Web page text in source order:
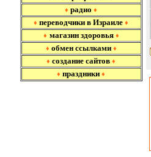
♦ радио ♦
♦ переводчики в Израиле ♦
♦ магазин здоровья ♦
♦ обмен ссылками ♦
♦ создание сайтов ♦
♦ праздники ♦